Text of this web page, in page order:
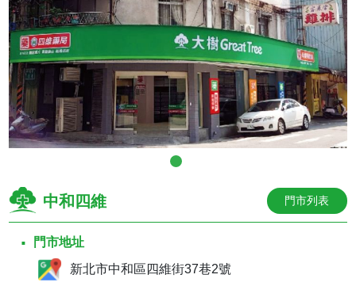
中和四維 門市列表
門市地址
新北市中和區四維街37巷2號